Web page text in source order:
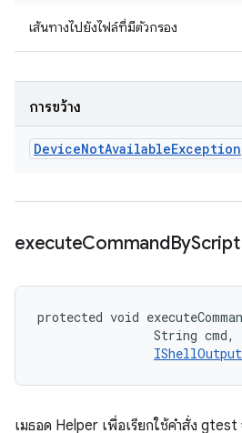
เส้นทางไปยังไฟล์ที่มีตัวกรอง
การขว้าง
DeviceNotAvailableException
executeCommandByScript
protected void
                String cmd,
เมธอด Helper เพื่อเรียกใช้คำสั่ง